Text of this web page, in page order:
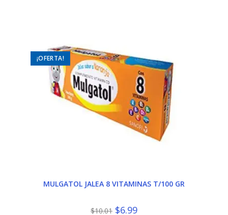
¡OFERTA!
MULGATOL JALEA 8 VITAMINAS T/100 GR
$10.01 El
$6.99El